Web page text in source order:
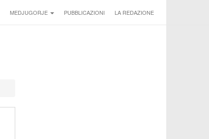
MEDJUGORJE PUBBLICAZIONI LA REDAZIONE